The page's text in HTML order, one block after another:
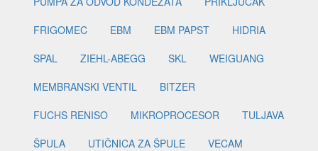
FRIGOMEC
EBM EBM PAPST
HIDRIA
SPAL
ZIEHL-ABEGG SKL
WEIGUANG
MEMBRANSKI VENTIL
BITZER
FUCHS RENISO
MIKROPROCESOR
TULJAVA
ŠPULA
UTIČNICA ZA ŠPULE
VECAM